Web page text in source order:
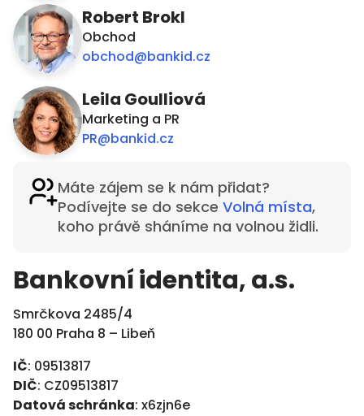
Robert Brokl
Obchod​
obchod@bankid.cz
Leila Goulliová
Marketing a PR
PR@bankid.cz
Máte zájem se k nám přidat?
Podívejte se do sekce Volná místa,
koho právě sháníme na volnou židli.
Bankovní identita, a.s.
Smrčkova 2485/4
180 00 Praha 8 – Libeň
IČ: 09513817
DIČ: CZ09513817
Datová schránka: x6zjn6e